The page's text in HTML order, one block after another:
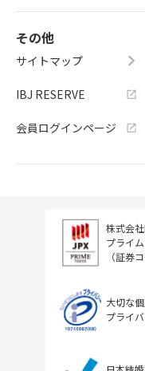
その他
サイトマップ
IBJ RESERVE
会員ログインページ
株式会
プライ
（証券
大切な
プライ